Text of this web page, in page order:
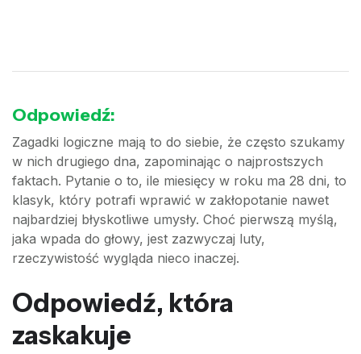
Odpowiedź:
Zagadki logiczne mają to do siebie, że często szukamy
w nich drugiego dna, zapominając o najprostszych
faktach. Pytanie o to, ile miesięcy w roku ma 28 dni, to
klasyk, który potrafi wprawić w zakłopotanie nawet
najbardziej błyskotliwe umysły. Choć pierwszą myślą,
jaka wpada do głowy, jest zazwyczaj luty,
rzeczywistość wygląda nieco inaczej.
Odpowiedź, która
zaskakuje